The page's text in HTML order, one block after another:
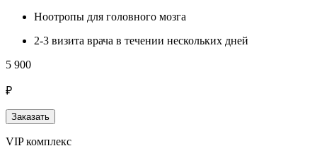
Ноотропы для головного мозга
2-3 визита врача в течении нескольких дней
5 900
₽
Заказать
VIP комплекс